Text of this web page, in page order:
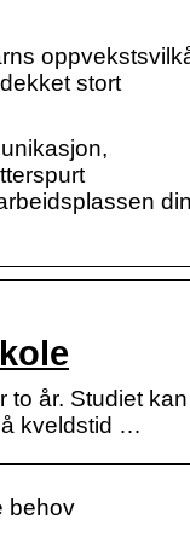
stort
to år. Studiet kan
kveldstid …
behov